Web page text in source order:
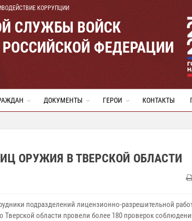
КОРРУПЦИИ
СЛУЖБЫ ВОЙСК
ФЕДЕРАЦИИ
ДОКУМЕНТЫ ГЕРОИ КОНТАКТЫ
ОРУЖИЯ В ТВЕРСКОЙ ОБЛАСТИ
подразделений лицензионно-разрешительной
Тверской области провели более 180 проверок